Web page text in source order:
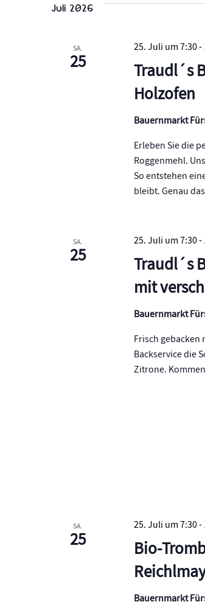
Navigation
Juli 2026
SA.
25
Traudl´s
Holzofen
25. Juli um 7:30-
Bauernmarkt
Erleben Sie die
Roggenmehl.
So entstehen
bleibt. Genau
SA.
25
Traudl´s
mit
25. Juli um 7:30-
Bauernmarkt
Frisch
Backservice die
Zitrone.
SA.
25
Bio-
25. Juli um 7:30-
Bauernmarkt